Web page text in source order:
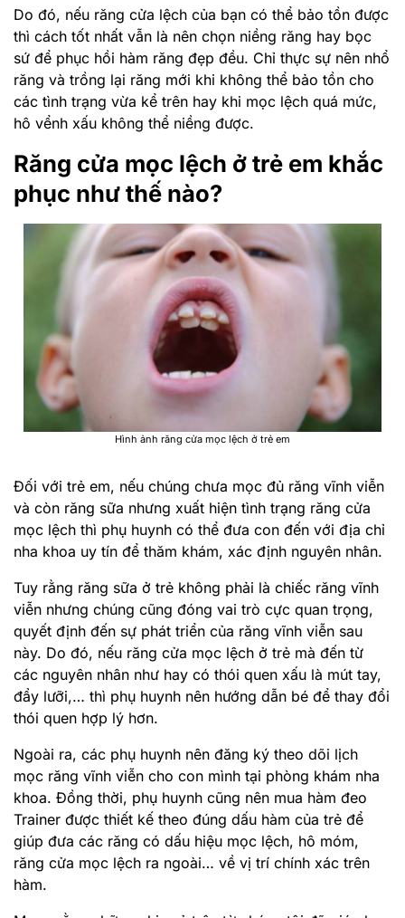
Do đó, nếu răng cửa lệch của bạn có thể bảo tồn được
thì cách tốt nhất vẫn là nên chọn niềng răng hay bọc
sứ để phục hồi hàm răng đẹp đều. Chỉ thực sự nên nhổ
răng và trồng lại răng mới khi không thể bảo tồn cho
các tình trạng vừa kể trên hay khi mọc lệch quá mức,
hô vểnh xấu không thể niềng được.
Răng cửa mọc lệch ở trẻ em khắc
phục như thế nào?
Hình ảnh răng cửa mọc lệch ở trẻ em
Đối với trẻ em, nếu chúng chưa mọc đủ răng vĩnh viễn
và còn răng sữa nhưng xuất hiện tình trạng răng cửa
mọc lệch thì phụ huynh có thể đưa con đến với địa chỉ
nha khoa uy tín để thăm khám, xác định nguyên nhân.
Tuy rằng răng sữa ở trẻ không phải là chiếc răng vĩnh
viễn nhưng chúng cũng đóng vai trò cực quan trọng,
quyết định đến sự phát triển của răng vĩnh viễn sau
này. Do đó, nếu răng cửa mọc lệch ở trẻ mà đến từ
các nguyên nhân như hay có thói quen xấu là mút tay,
đẩy lưỡi,… thì phụ huynh nên hướng dẫn bé để thay đổi
thói quen hợp lý hơn.
Ngoài ra, các phụ huynh nên đăng ký theo dõi lịch
mọc răng vĩnh viễn cho con mình tại phòng khám nha
khoa. Đồng thời, phụ huynh cũng nên mua hàm đeo
Trainer được thiết kế theo đúng dấu hàm của trẻ để
giúp đưa các răng có dấu hiệu mọc lệch, hô móm,
răng cửa mọc lệch ra ngoài… về vị trí chính xác trên
hàm.